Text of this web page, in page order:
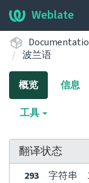
Weblate
波兰语
概览 信息
工具
翻译状态
293 字符串